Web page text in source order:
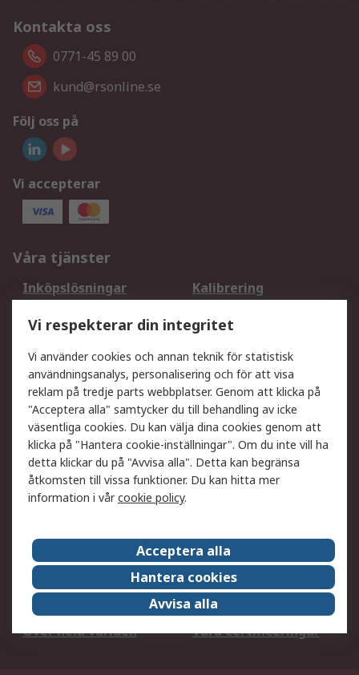
Kontakta oss
0771-45 89 00
kund@rsonline.se
Följ oss på
Vi accepterar
Våra tjänster
Inköpslösningar
Kalibrering
DesignSpark
Teknisk Support
Ditt lokala säljteam
Exportlösningar
Support
Få hjälp
Retur av varor
Leverans
Spåra din order
Begär en fakturakopi
Fördelar med RS-konto
Betalningsalternativ
Om RS
Försäljningsvillkor
Det juridiska
Press Centre
Jobba hos RS
ESG
Över hela världen
Våra certificeringar
Vi respekterar din integritet
Vi använder cookies och annan teknik för statistisk
användningsanalys, personalisering och för att visa
reklam på tredje parts webbplatser. Genom att klicka på
"Acceptera alla" samtycker du till behandling av icke
väsentliga cookies. Du kan välja dina cookies genom att
klicka på "Hantera cookie-inställningar". Om du inte vill ha
detta klickar du på "Avvisa alla". Detta kan begränsa
åtkomsten till vissa funktioner. Du kan hitta mer
information i vårcookie policy.
Acceptera alla
Hantera cookies
Avvisa alla